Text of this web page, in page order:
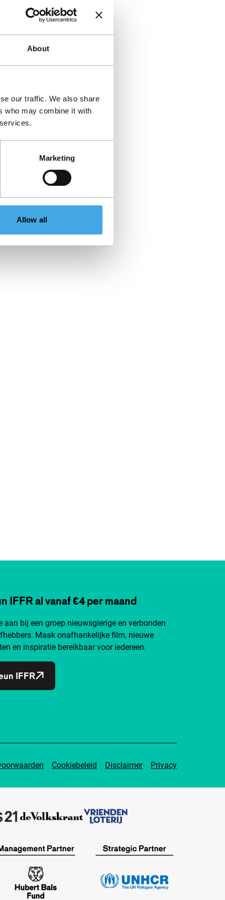
About
our traffic. We also share
who may combine it with
Marketing
Allow all
IFFR al vanaf €4 per maand
aan bij een groep nieuwsgierige en verbonden
Maak onafhankelijke film, nieuwe
en inspiratie bereikbaar voor iedereen.
IFFR
Cookiebeleid Disclaimer Privacy